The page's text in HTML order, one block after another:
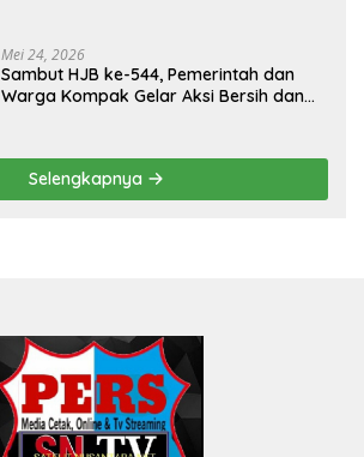
Mei 24, 2026
Sambut HJB ke-544, Pemerintah dan
Warga Kompak Gelar Aksi Bersih dan
Selengkapnya